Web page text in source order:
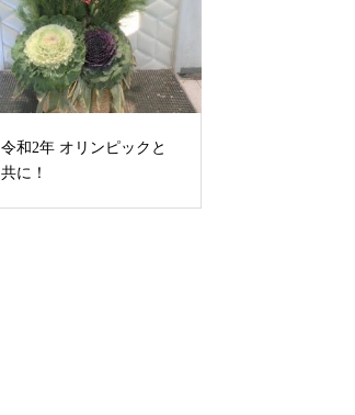
令和2年 オリンピックと
共に！